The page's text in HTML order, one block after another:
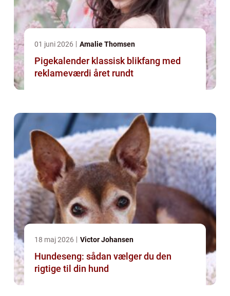
01 juni 2026 Amalie Thomsen
Pigekalender klassisk blikfang med
reklameværdi året rundt
18 maj 2026 Victor Johansen
Hundeseng: sådan vælger du den
rigtige til din hund